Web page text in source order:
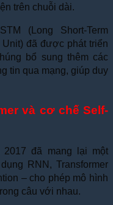
trên chuỗi dài.
(Long Short-Term
Unit) đã được phát triển
bổ sung thêm các
tin qua mạng, giúp duy
và cơ chế Self-
2017 đã mang lại một
RNN, Transformer
– cho phép mô hình
câu với nhau.